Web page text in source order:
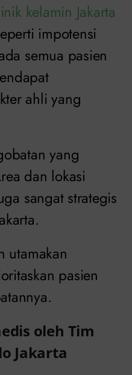
kelamin Jakarta
impotensi
semua pasien
ahli yang
yang
dan lokasi
sangat strategis
utamakan
pasien
oleh Tim
Jakarta